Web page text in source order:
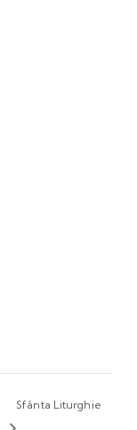
Sfânta Liturghie